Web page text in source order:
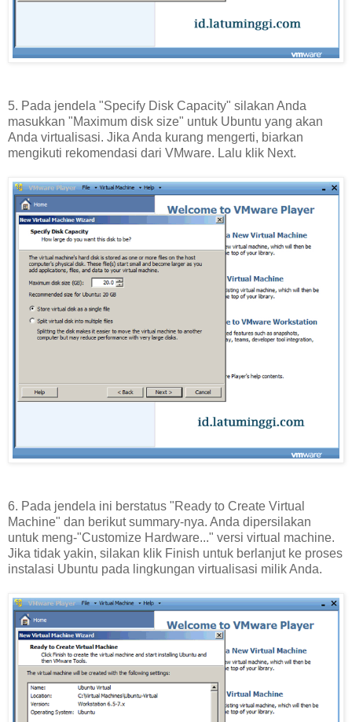
5. Pada jendela "Specify Disk Capacity" silakan Anda
masukkan "Maximum disk size" untuk Ubuntu yang akan
Anda virtualisasi. Jika Anda kurang mengerti, biarkan
mengikuti rekomendasi dari VMware. Lalu klik Next.
6. Pada jendela ini berstatus "Ready to Create Virtual
Machine" dan berikut summary-nya. Anda dipersilakan
untuk meng-"Customize Hardware..." versi virtual machine.
Jika tidak yakin, silakan klik Finish untuk berlanjut ke proses
instalasi Ubuntu pada lingkungan virtualisasi milik Anda.